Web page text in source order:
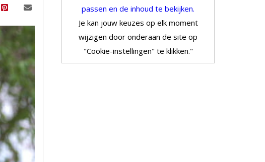
passen en de inhoud te bekijken.
Je kan jouw keuzes op elk moment
wijzigen door onderaan de site op
"Cookie-instellingen" te klikken."